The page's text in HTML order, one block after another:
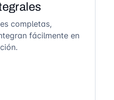
completas,
fácilmente en